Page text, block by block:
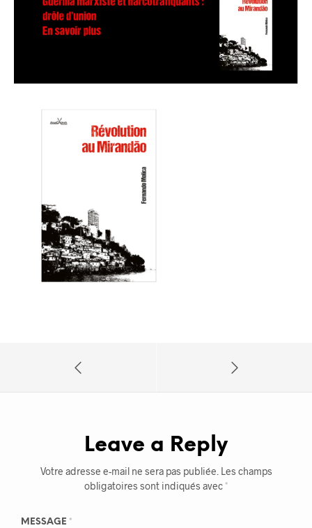
Leave a Reply
Votre adresse e-mail ne sera pas publiée. Les champs
obligatoires sont indiqués avec *
MESSAGE *